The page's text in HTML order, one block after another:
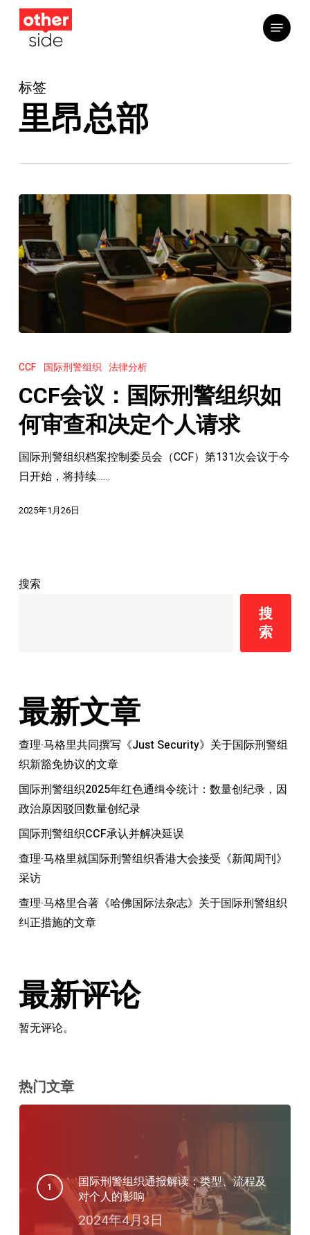
菜单
标签
里昂总部
会
国
际
刑
警
组
如
查
和
求
CCF 国际刑警组织 法律分析
CCF会议：国际刑警组织如
何审查和决定个人请求
国际刑警组织档案控制委员会（CCF）第131次会议于今
日开始，将持续……
2025年1月26日
搜索
搜
索
最新文章
查理·马格里共同撰写《Just Security》关于国际刑警组
织新豁免协议的文章
国际刑警组织2025年红色通缉令统计：数量创纪录，因
政治原因驳回数量创纪录
国际刑警组织CCF承认并解决延误
查理·马格里就国际刑警组织香港大会接受《新闻周刊》
采访
查理·马格里合著《哈佛国际法杂志》关于国际刑警组织
纠正措施的文章
最新评论
暂无评论。
热门文章
国际刑警组织通报解读：类型、流程及
对个人的影响
2024年4月3日